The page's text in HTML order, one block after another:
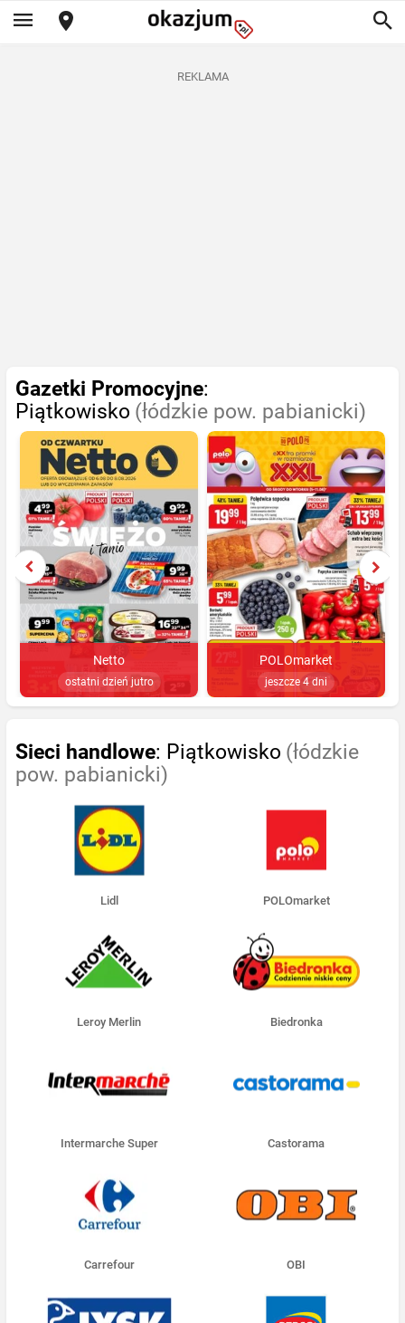
REKLAMA
Gazetki Promocyjne:
Piątkowisko (łódzkie pow. pabianicki)
Netto
ostatni dzień jutro
POLOmarket
jeszcze 4 dni
Sieci handlowe: Piątkowisko (łódzkie
pow. pabianicki)
Lidl POLOmarket
Leroy Merlin Biedronka
Intermarche Super Castorama
Carrefour OBI